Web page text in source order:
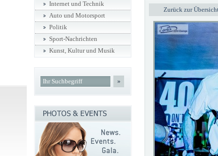
Zurück zur
Internet und Technik
Auto und Motorsport
Politik
Sport-Nachrichten
Kunst, Kultur und Musik
»